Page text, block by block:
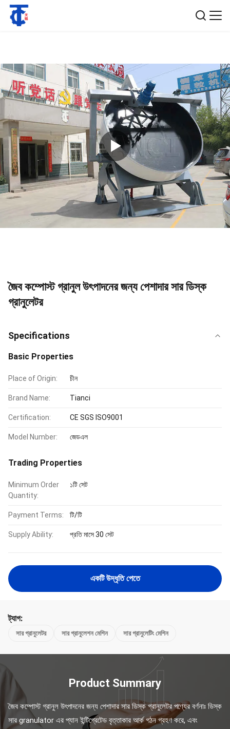
জৈব কম্পোস্ট গ্রানুল উৎপাদনের জন্য পেশাদার সার ডিস্ক
গ্রানুলেটর
Specifications
Basic Properties
Place of Origin: চীন
Brand Name: Tianci
Certification: CE SGS ISO9001
Model Number: জেডএল
Trading Properties
Minimum Order
Quantity:
১টি সেট
Payment Terms: টি/টি
Supply Ability: প্রতি মাসে 30 সেট
একটি উদ্ধৃতি পেতে
ট্যাগ:
সার গ্রানুলেটর সার গ্রানুলেশন মেশিন সার গ্রানুলেটিং মেশিন
Product Summary
জৈব কম্পোস্ট গ্রানুল উৎপাদনের জন্য পেশাদার সার ডিস্ক গ্রানুলেটর পণ্যের বর্ণনাঃ ডিস্ক
সার granulator এর প্যান ইন্টিগ্রেটেড বৃত্তাকার আর্ক গঠন গ্রহণ করে, এবং